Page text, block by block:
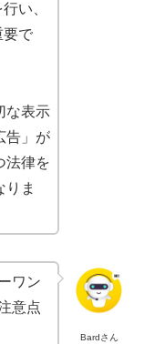
い、
要で
な表示
告」が
法律を
りま
Bardさん
ワン
意点